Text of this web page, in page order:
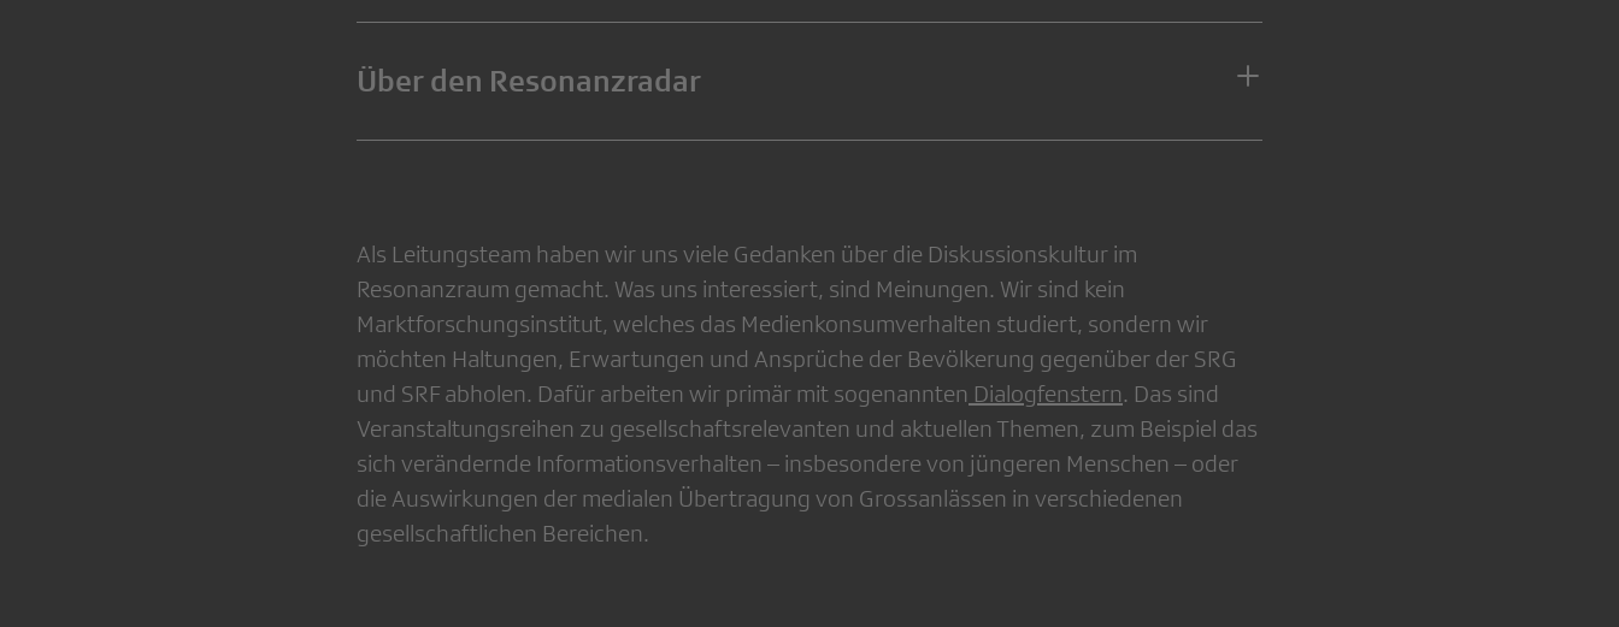
Über den Resonanzradar
Als Leitungsteam haben wir uns viele Gedanken über die Diskussionskultur im
Resonanzraum gemacht. Was uns interessiert, sind Meinungen. Wir sind kein
Marktforschungsinstitut, welches das Medienkonsumverhalten studiert, sondern wir
möchten Haltungen, Erwartungen und Ansprüche der Bevölkerung gegenüber der SRG
und SRF abholen. Dafür arbeiten wir primär mit sogenannten Dialogfenstern. Das sind
Veranstaltungsreihen zu gesellschaftsrelevanten und aktuellen Themen, zum Beispiel das
sich verändernde Informationsverhalten – insbesondere von jüngeren Menschen – oder
die Auswirkungen der medialen Übertragung von Grossanlässen in verschiedenen
gesellschaftlichen Bereichen.